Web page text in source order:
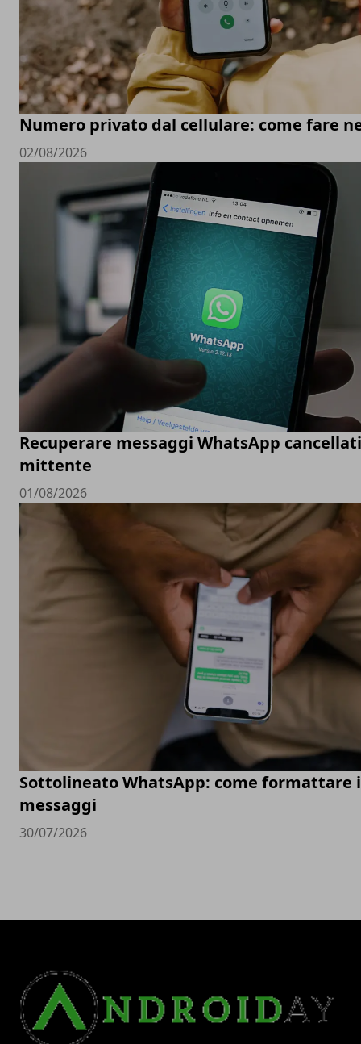
Numero privato dal cellulare: come fare
02/08/2026
Recuperare messaggi WhatsApp
mittente
01/08/2026
Sottolineato WhatsApp: come formattare i
messaggi
30/07/2026